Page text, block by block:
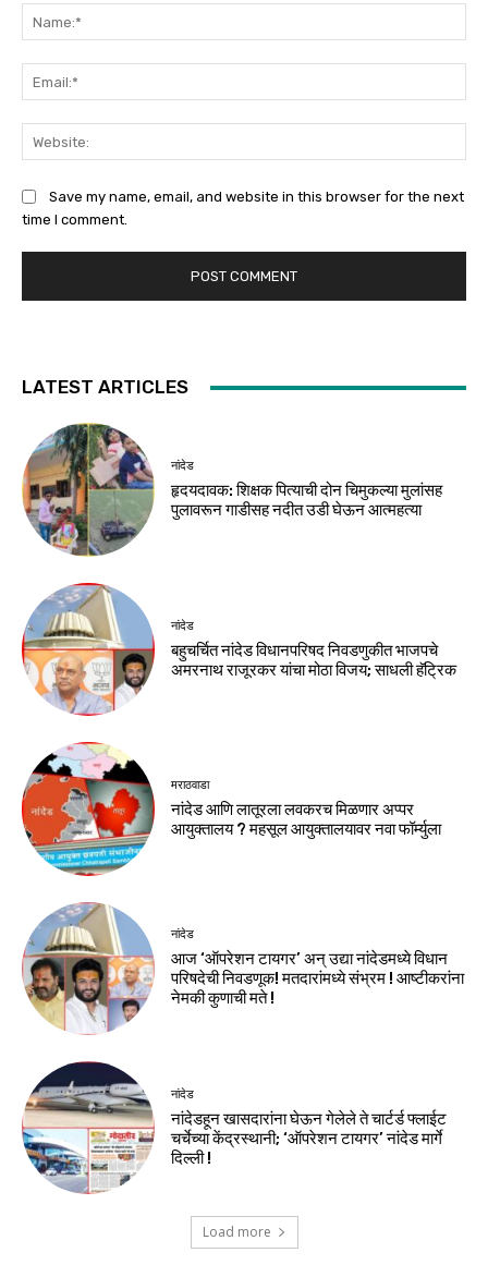
Save my name, email, and website in this browser for the next
time I comment.
LATEST ARTICLES
नांदेड
हृदयदावक: शिक्षक पित्याची दोन चिमुकल्या मुलांसह
पुलावरून गाडीसह नदीत उडी घेऊन आत्महत्या
नांदेड
बहुचर्चित नांदेड विधानपरिषद निवडणुकीत भाजपचे
अमरनाथ राजूरकर यांचा मोठा विजय; साधली हॅट्रिक
मराठवाडा
नांदेड आणि लातूरला लवकरच मिळणार अप्पर
आयुक्तालय ? महसूल आयुक्तालयावर नवा फॉर्म्युला
नांदेड
आज ‘ऑपरेशन टायगर’ अन् उद्या नांदेडमध्ये विधान
परिषदेची निवडणूक! मतदारांमध्ये संभ्रम ! आष्टीकरांना
नेमकी कुणाची मते !
नांदेड
नांदेडहून खासदारांना घेऊन गेलेले ते चार्टर्ड फ्लाईट
चर्चेच्या केंद्रस्थानी; ‘ऑपरेशन टायगर’ नांदेड मार्गे
दिल्ली !
Load more